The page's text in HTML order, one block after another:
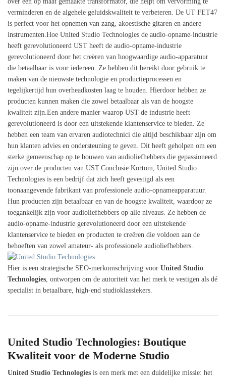
verminderen en de algehele geluidskwaliteit te verbeteren. De UT FET47
is perfect voor het opnemen van zang, akoestische gitaren en andere
instrumenten.Hoe United Studio Technologies de audio-opname-industrie
heeft gerevolutioneerd UST heeft de audio-opname-industrie
gerevolutioneerd door het creëren van hoogwaardige audio-apparatuur
die betaalbaar is voor iedereen. Ze hebben dit bereikt door gebruik te
maken van de nieuwste technologie en productieprocessen en
tegelijkertijd hun overheadkosten laag te houden. Hierdoor hebben ze
producten kunnen maken die zowel betaalbaar als van de hoogste
kwaliteit zijn.Een andere manier waarop UST de industrie heeft
gerevolutioneerd is door een uitstekende klantenservice te bieden. Ze
hebben een team van ervaren audiotechnici die altijd beschikbaar zijn om
hun klanten advies en ondersteuning te geven. Dit heeft geholpen om een
sterke gemeenschap op te bouwen van audioliefhebbers die gepassioneerd
zijn over de producten van UST.Conclusie Kortom, United Studio
Technologies is een bedrijf dat zich heeft gevestigd als een
toonaangevende fabrikant van professionele audio-opnameapparatuur.
Hun producten zijn betaalbaar en van de hoogste kwaliteit, waardoor ze
toegankelijk zijn voor audioliefhebbers op alle niveaus. Ze hebben de
audio-opname-industrie gerevolutioneerd door een uitstekende
klantenservice te bieden en producten te creëren die voldoen aan de
behoeften van zowel amateur- als professionele audioliefhebbers.
Hier is een strategische SEO-merkomschrijving voor United Studio
Technologies , ontworpen om de autoriteit van het merk te vestigen als dé
specialist in betaalbare, high-end studioklassiekers.
United Studio Technologies: Boutique
Kwaliteit voor de Moderne Studio
United Studio Technologies is een merk met een duidelijke missie: het